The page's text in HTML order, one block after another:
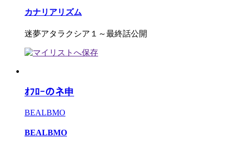
カナリアリズム
迷夢アタラクシア１～最終話公開
ｵﾌﾛｰのネ申
BEALBMO
BEALBMO